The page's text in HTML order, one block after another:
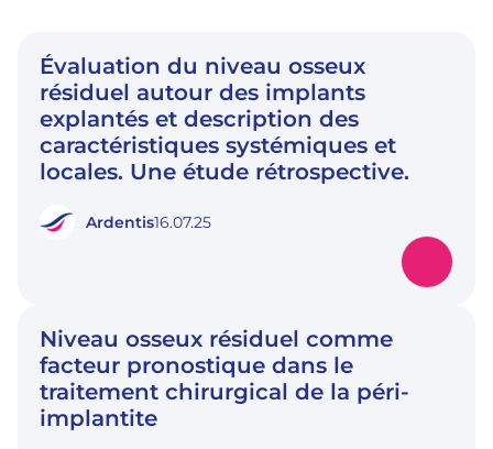
Évaluation du niveau osseux
résiduel autour des implants
explantés et description des
caractéristiques systémiques et
locales. Une étude rétrospective.
Ardentis16.07.25
Niveau osseux résiduel comme
facteur pronostique dans le
traitement chirurgical de la péri-
implantite